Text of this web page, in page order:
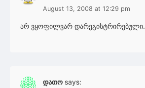
August 13, 2008 at 12:29 pm
არ ვყოფილვარ დარეგისტრირებული.
დათო says: